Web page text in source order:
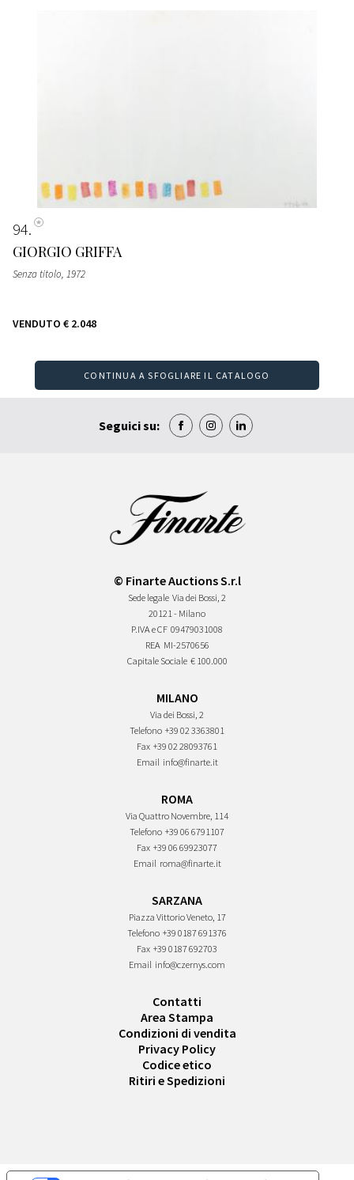
94
GIORGIO GRIFFA
Senza titolo, 1972
VENDUTO € 2.048
CONTINUA A SFOGLIARE IL CATALOGO
Seguici su:
© Finarte Auctions S.r.l
Sede legale Via dei Bossi, 2
20121 - Milano
P.IVA e CF 09479031008
REA MI-2570656
Capitale Sociale € 100.000
MILANO
Via dei Bossi, 2
Telefono +39 02 3363801
Fax +39 02 28093761
Email info@finarte.it
ROMA
Via Quattro Novembre, 114
Telefono +39 06 6791107
Fax +39 06 69923077
Email roma@finarte.it
SARZANA
Piazza Vittorio Veneto, 17
Telefono +39 0187 691376
Fax +39 0187 692703
Email info@czernys.com
Contatti
Area Stampa
Condizioni di vendita
Privacy Policy
Codice etico
Ritiri e Spedizioni